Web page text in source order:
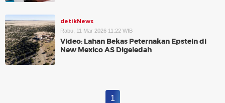
detikNews
Rabu, 11 Mar 2026 11:22 WIB
Video: Lahan Bekas Peternakan Epstein di
New Mexico AS Digeledah
1